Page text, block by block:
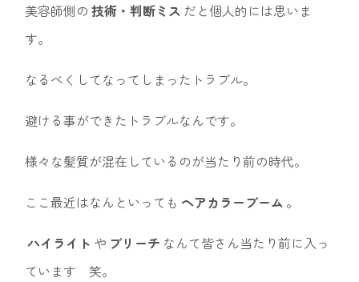
美容師側の 技術・判断ミス だと個人的には思いま
す。
なるべくしてなってしまったトラブル。
避ける事ができたトラブルなんです。
様々な髪質が混在しているのが当たり前の時代。
ここ最近はなんといっても ヘアカラーブーム 。
ハイライト や ブリーチ なんて皆さん当たり前に入っ
ています 笑。